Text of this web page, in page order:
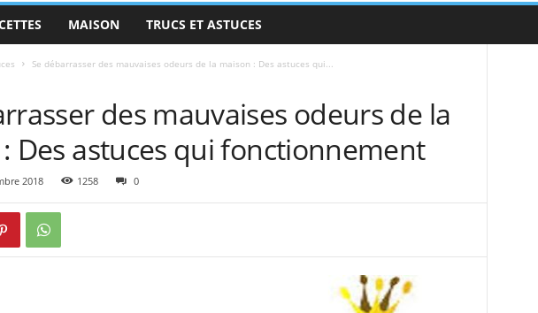
MAISON TRUCS ET ASTUCES
Se débarrasser des mauvaises odeurs de la maison : Des astuces qui...
des mauvaises odeurs de la
Des astuces qui fonctionnement
2018 1258 0